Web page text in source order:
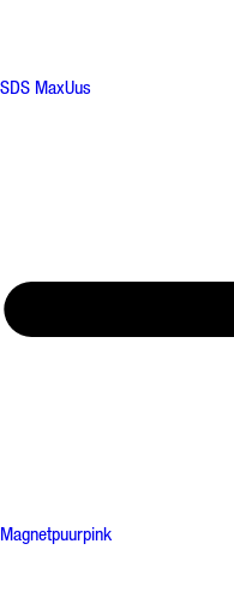
SDS MaxUus
Magnetpuurpink